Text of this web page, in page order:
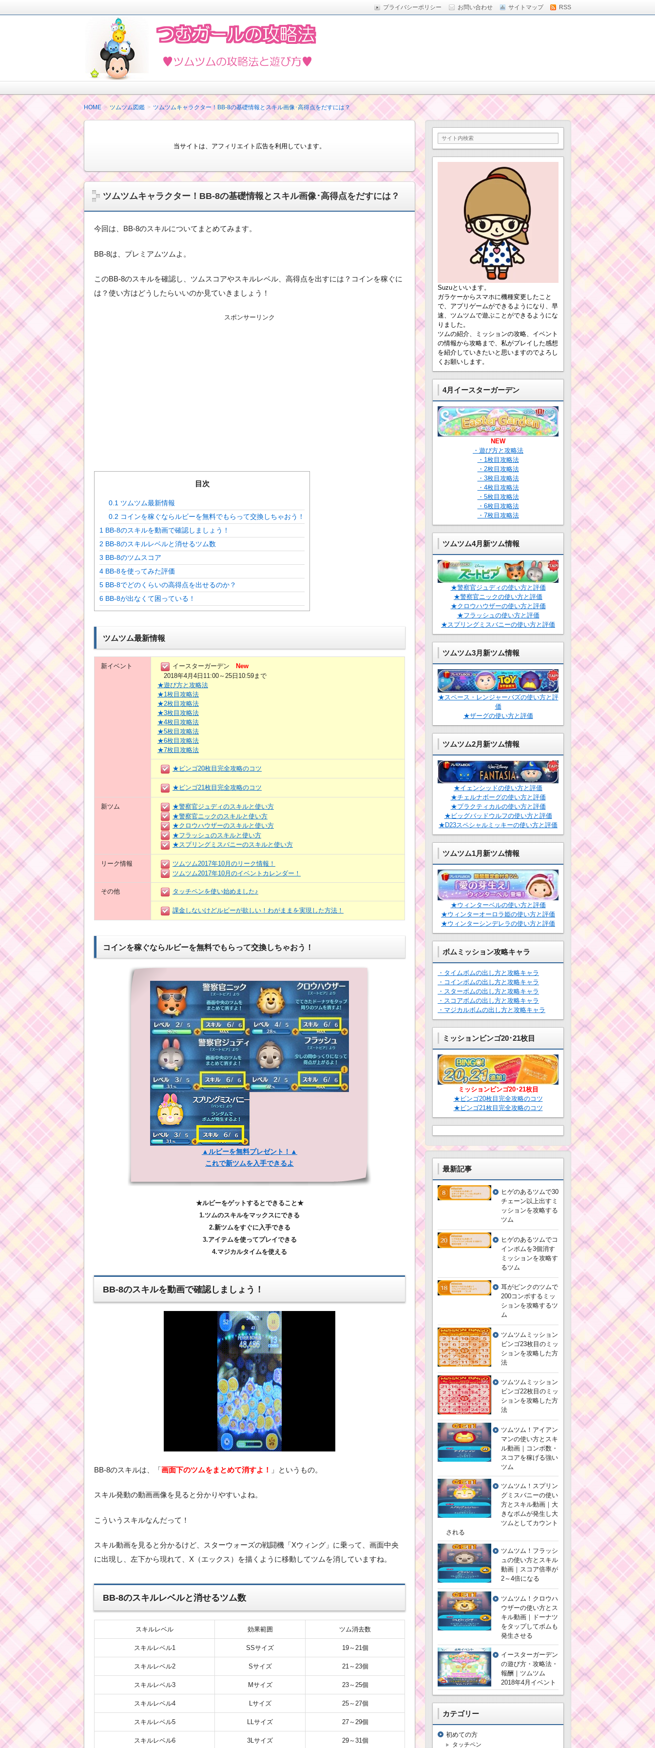
お問い合わせ サイトマップ RSS
プライバシーポリシー
ツムツムの攻略法と遊び方
2018年4月ツムツムを楽しく攻略した実際の方法をまとめています。5月の新イベントや新ツムな
ど最新情報も紹介しています。
HOME ツムツム図鑑 ツムツムキャラクター！BB-8の基礎情報とスキル画像･高得点をだすには？
当サイトは、アフィリエイト広告を利用しています。
ツムツムキャラクター！BB-8の基礎情報とスキル画像･高得点をだすには？
今回は、BB-8のスキルについてまとめてみます。
BB-8は、プレミアムツムよ。
このBB-8のスキルを確認し、ツムスコアやスキルレベル、高得点を出すには？コインを稼ぐに
は？使い方はどうしたらいいのか見ていきましょう！
スポンサーリンク
目次
0.1 ツムツム最新情報
0.2 コインを稼ぐならルビーを無料でもらって交換しちゃおう！
1 BB-8のスキルを動画で確認しましょう！
2 BB-8のスキルレベルと消せるツム数
3 BB-8のツムスコア
4 BB-8を使ってみた評価
5 BB-8でどのくらいの高得点を出せるのか？
6 BB-8が出なくて困っている！
ツムツム最新情報
新イベント イースターガーデン New
2018年4月4日11:00～25日10:59まで
★遊び方と攻略法
★1枚目攻略法
★2枚目攻略法
★3枚目攻略法
★4枚目攻略法
★5枚目攻略法
★6枚目攻略法
★7枚目攻略法
★ビンゴ20枚目完全攻略のコツ
★ビンゴ21枚目完全攻略のコツ
新ツム
★警察官ジュディのスキルと使い方
★警察官ニックのスキルと使い方
★クロウハウザーのスキルと使い方
★フラッシュのスキルと使い方
★スプリングミスバニーのスキルと使い方
リーク情報
ツムツム2017年10月のリーク情報！
ツムツム2017年10月のイベントカレンダー！
その他 タッチペンを使い始めました♪
課金しないけどルビーが欲しい！わがままを実現した方法！
コインを稼ぐならルビーを無料でもらって交換しちゃおう！
▲ルビーを無料プレゼント！▲
これで新ツムを入手できるよ
★ルビーをゲットするとできること★
1.ツムのスキルをマックスにできる
2.新ツムをすぐに入手できる
3.アイテムを使ってプレイできる
4.マジカルタイムを使える
BB-8のスキルを動画で確認しましょう！
BB-8のスキルは、「画面下のツムをまとめて消すよ！ 」というもの。
スキル発動の動画画像を見ると分かりやすいよね。
こういうスキルなんだって！
スキル動画を見ると分かるけど、スターウォーズの戦闘機「Xウィング」に乗って、画面中央
に出現し、左下から現れて、X（エックス）を描くように移動してツムを消していますね。
BB-8のスキルレベルと消せるツム数
スキルレベル 効果範囲 ツム消去数
スキルレベル1 SSサイズ 19～21個
スキルレベル2 Sサイズ 21～23個
スキルレベル3 Mサイズ 23～25個
スキルレベル4 Lサイズ 25～27個
スキルレベル5 LLサイズ 27～29個
スキルレベル6 3Lサイズ 29～31個
Suzuといいます。
ガラケーからスマホに機種変更したこと
で、アプリゲームができるようになり、早
速、ツムツムで遊ぶことができるようにな
りました。
ツムの紹介、ミッションの攻略、イベント
の情報から攻略まで、私がプレイした感想
を紹介していきたいと思いますのでよろし
くお願いします。
4月イースターガーデン
NEW
・遊び方と攻略法
・1枚目攻略法
・2枚目攻略法
・3枚目攻略法
・4枚目攻略法
・5枚目攻略法
・6枚目攻略法
・7枚目攻略法
ツムツム4月新ツム情報
★警察官ジュディの使い方と評価
★警察官ニックの使い方と評価
★クロウハウザーの使い方と評価
★フラッシュの使い方と評価
★スプリングミスバニーの使い方と評価
ツムツム3月新ツム情報
★スペース・レンジャーバズの使い方と評
価
★ザーグの使い方と評価
ツムツム2月新ツム情報
★イェンシッドの使い方と評価
★チェルナボーグの使い方と評価
★プラクティカルの使い方と評価
★ビッグバッドウルフの使い方と評価
★D23スペシャルミッキーの使い方と評価
ツムツム1月新ツム情報
★ウィンターベルの使い方と評価
★ウィンターオーロラ姫の使い方と評価
★ウィンターシンデレラの使い方と評価
ボムミッション攻略キャラ
・タイムボムの出し方と攻略キャラ
・コインボムの出し方と攻略キャラ
・スターボムの出し方と攻略キャラ
・スコアボムの出し方と攻略キャラ
・マジカルボムの出し方と攻略キャラ
ミッションビンゴ20･21枚目
ミッションビンゴ20･21枚目
★ビンゴ20枚目完全攻略のコツ
★ビンゴ21枚目完全攻略のコツ
最新記事
ヒゲのあるツムで30
チェーン以上出すミ
ッションを攻略する
ツム
ヒゲのあるツムでコ
インボムを3個消す
ミッションを攻略す
るツム
耳がピンクのツムで
200コンボするミッ
ションを攻略するツ
ム
ツムツムミッション
ビンゴ23枚目のミッ
ションを攻略した方
法
ツムツムミッション
ビンゴ22枚目のミッ
ションを攻略した方
法
ツムツム！アイアン
マンの使い方とスキ
ル動画｜コンボ数・
スコアを稼げる強い
ツム
ツムツム！スプリン
グミスバニーの使い
方とスキル動画｜大
きなボムが発生し大
ツムとしてカウント
される
ツムツム！フラッシ
ュの使い方とスキル
動画｜スコア倍率が
2～4倍になる
ツムツム！クロウハ
ウザーの使い方とス
キル動画｜ドーナツ
をタップしてボムも
発生させる
イースターガーデン
の遊び方・攻略法・
報酬｜ツムツム
2018年4月イベント
カテゴリー
初めての方
タッチペン